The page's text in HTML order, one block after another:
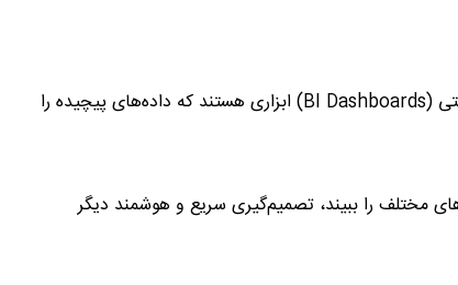
هوش تجاری بدون نمایش مؤثر داده‌ها ناقص است. داشبوردهای مدیریتی (BI Dashboards) ابزاری هستند که داده‌های پیچیده را
مختلف را ببیند، تصمیم‌گیری سریع و هوشمند دیگر